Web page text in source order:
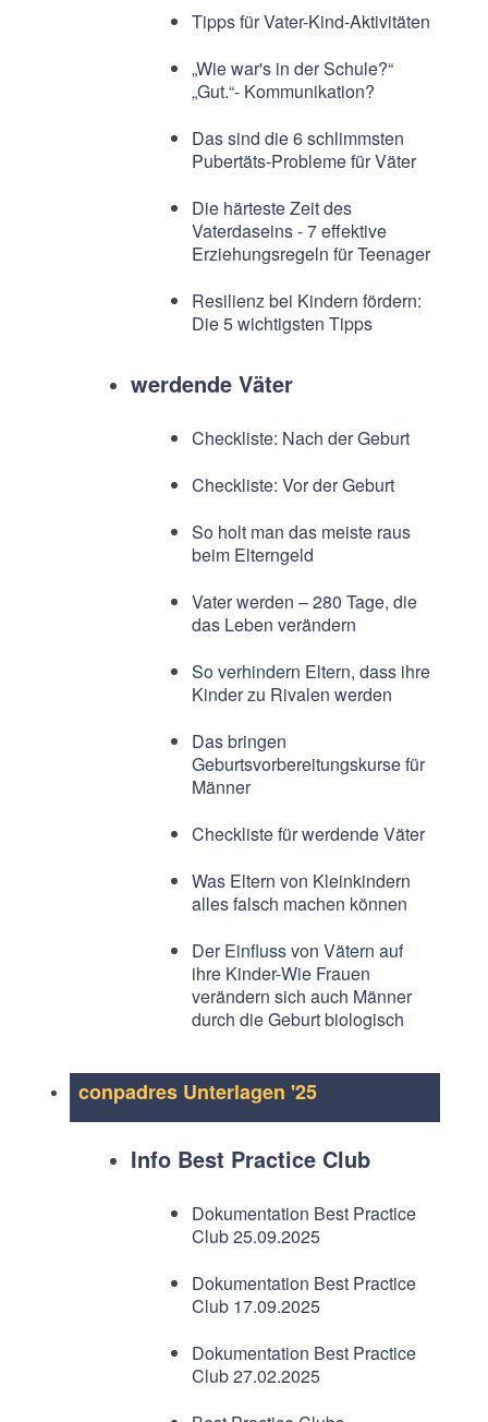
Tipps für Vater-Kind-Aktivitäten
„Wie war's in der Schule?“
„Gut.“- Kommunikation?
Das sind die 6 schlimmsten
Pubertäts-Probleme für Väter
Die härteste Zeit des
Vaterdaseins - 7 effektive
Erziehungsregeln für Teenager
Resilienz bei Kindern fördern:
Die 5 wichtigsten Tipps
werdende Väter
Checkliste: Nach der Geburt
Checkliste: Vor der Geburt
So holt man das meiste raus
beim Elterngeld
Vater werden – 280 Tage, die
das Leben verändern
So verhindern Eltern, dass ihre
Kinder zu Rivalen werden
Das bringen
Geburtsvorbereitungskurse für
Männer
Checkliste für werdende Väter
Was Eltern von Kleinkindern
alles falsch machen können
Der Einfluss von Vätern auf
ihre Kinder-Wie Frauen
verändern sich auch Männer
durch die Geburt biologisch
conpadres Unterlagen '25
Info Best Practice Club
Dokumentation Best Practice
Club 25.09.2025
Dokumentation Best Practice
Club 17.09.2025
Dokumentation Best Practice
Club 27.02.2025